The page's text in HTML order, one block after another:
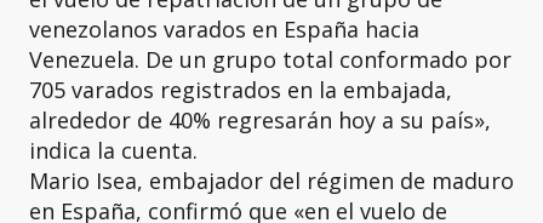
venezolanos varados en España hacia
Venezuela. De un grupo total conformado por
705 varados registrados en la embajada,
alrededor de 40% regresarán hoy a su país»,
indica la cuenta.
Mario Isea, embajador del régimen de maduro
en España, confirmó que «en el vuelo de